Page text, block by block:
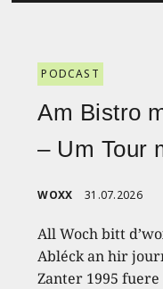
PODCAST
Am Bistro
– Um Tour
WOXX 31.07.2026
All Woch bitt
Abléck an hir
Zanter 1995